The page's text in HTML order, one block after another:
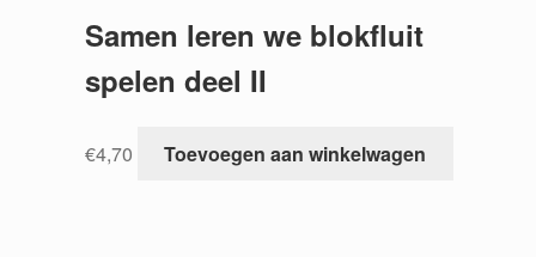
Samen leren we blokfluit
spelen deel II
€4,70 Toevoegen aan winkelwagen